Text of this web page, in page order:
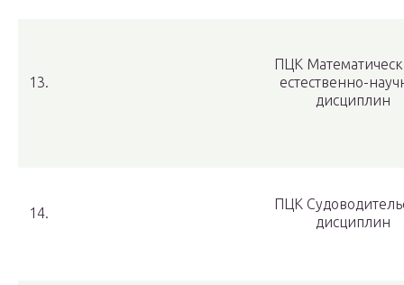
13.
ПЦК
естественно-
дисциплин
14.
ПЦК
дисциплин